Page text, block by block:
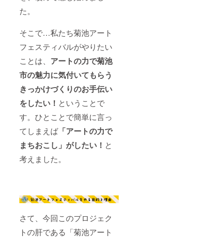
た。
そこで…私たち菊池アート
フェスティバルがやりたい
ことは、 アートの力で菊池
市の魅力に気付いてもらう
きっかけづくりのお手伝い
をしたい！ ということで
す。ひとことで簡単に言っ
てしまえば 「アートの力で
まちおこし」がしたい！ と
考えました。
さて、今回このプロジェク
トの肝である「菊池アート